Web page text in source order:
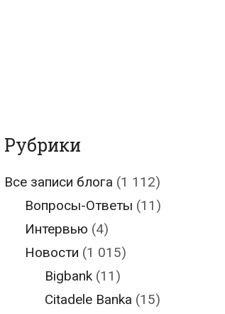
Рубрики
Все записи блога (1 112)
Вопросы-Ответы (11)
Интервью (4)
Новости (1 015)
Bigbank (11)
Citadele Banka (15)